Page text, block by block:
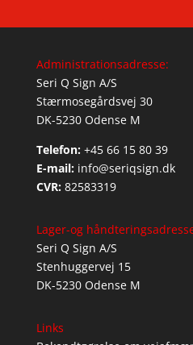
Administrationsadresse:
Seri Q Sign A/S
Stærmosegårdsvej 30
DK-5230 Odense M
Telefon: +45 66 15 80 39
E-mail: info@seriqsign.dk
CVR: 82583319
Lager-og
Seri Q Sign A/S
Stenhuggervej 15
DK-5230 Odense M
Links